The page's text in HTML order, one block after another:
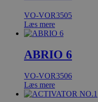
VO-VOR3505
Læs mere
ABRIO 6
VO-VOR3506
Læs mere